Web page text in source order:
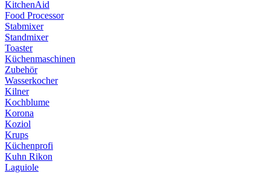
KitchenAid
Food Processor
Stabmixer
Standmixer
Toaster
Küchenmaschinen
Zubehör
Wasserkocher
Kilner
Kochblume
Korona
Koziol
Krups
Küchenprofi
Kuhn Rikon
Laguiole